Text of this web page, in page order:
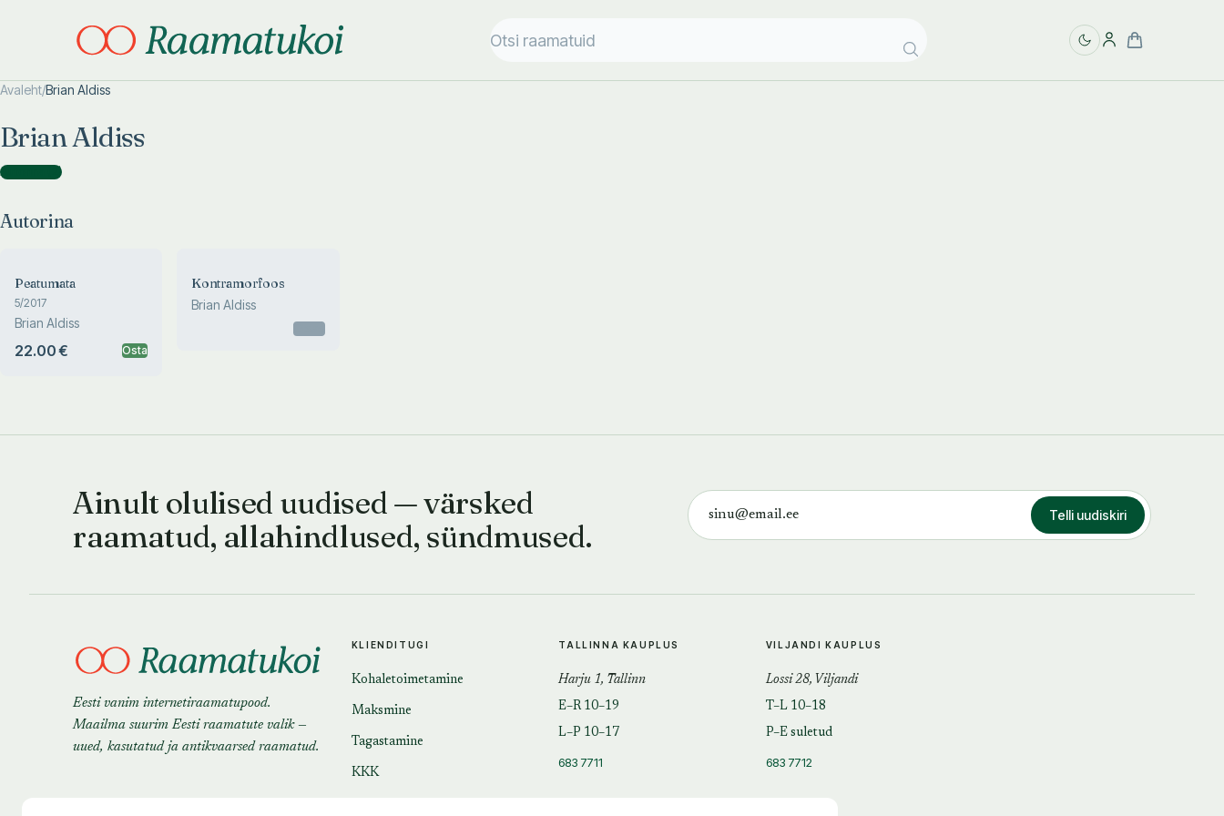
Avaleht/Brian Aldiss
Brian Aldiss
Autorina )
Autorina
Peatumata
5/2017
Brian Aldiss
22.00 € Osta
Kontramorfoos
Brian Aldiss
Ainult olulised uudised — värsked
raamatud, allahindlused, sündmused.
Telli uudiskiri
Eesti vanim internetiraamatupood.
Maailma suurim Eesti raamatute valik —
uued, kasutatud ja antikvaarsed raamatud.
KLIENDITUGI
Kohaletoimetamine
Maksmine
Tagastamine
KKK
TALLINNA KAUPLUS
Harju 1, Tallinn
E–R 10–19
L–P 10–17
683 7711
VILJANDI KAUPLUS
Lossi 28, Viljandi
T–L 10–18
P–E suletud
683 7712